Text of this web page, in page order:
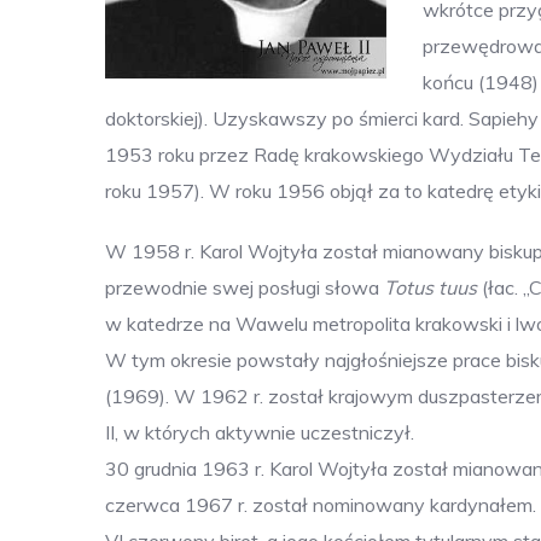
wkrótce
końcu
doktorskiej). Uzyskawszy po śmierci kard.
1953 roku przez Radę krakowskiego Wydziału
roku 1957). W roku 1956 objął za to katedrę
W 1958 r. Karol Wojtyła został mianowany
przewodnie swej posługi słowa Totus tuus(łac.
w katedrze na Wawelu metropolita krakowski i
W tym okresie powstały najgłośniejsze prace
(1969). W 1962 r. został krajowym
II, w których aktywnie uczestniczył.
30 grudnia 1963 r. Karol Wojtyła został
czerwca 1967 r. został nominowany